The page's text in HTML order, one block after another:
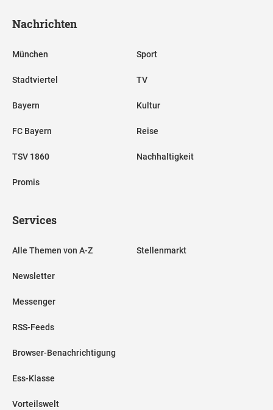
Nachrichten
München
Stadtviertel
Bayern
FC Bayern
TSV 1860
Promis
Sport
TV
Kultur
Reise
Nachhaltigkeit
Services
Alle Themen von A-Z
Newsletter
Messenger
RSS-Feeds
Browser-Benachrichtigung
Ess-Klasse
Vorteilswelt
Stellenmarkt